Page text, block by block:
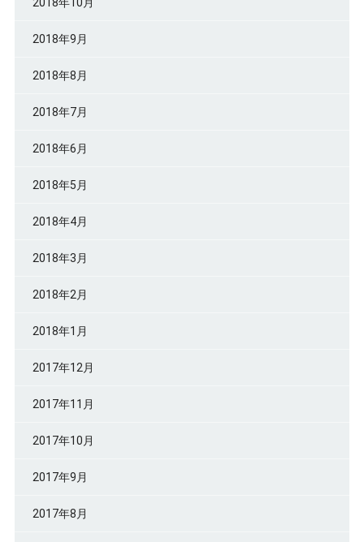
2018年9月
2018年8月
2018年7月
2018年6月
2018年5月
2018年4月
2018年3月
2018年2月
2018年1月
2017年12月
2017年11月
2017年10月
2017年9月
2017年8月